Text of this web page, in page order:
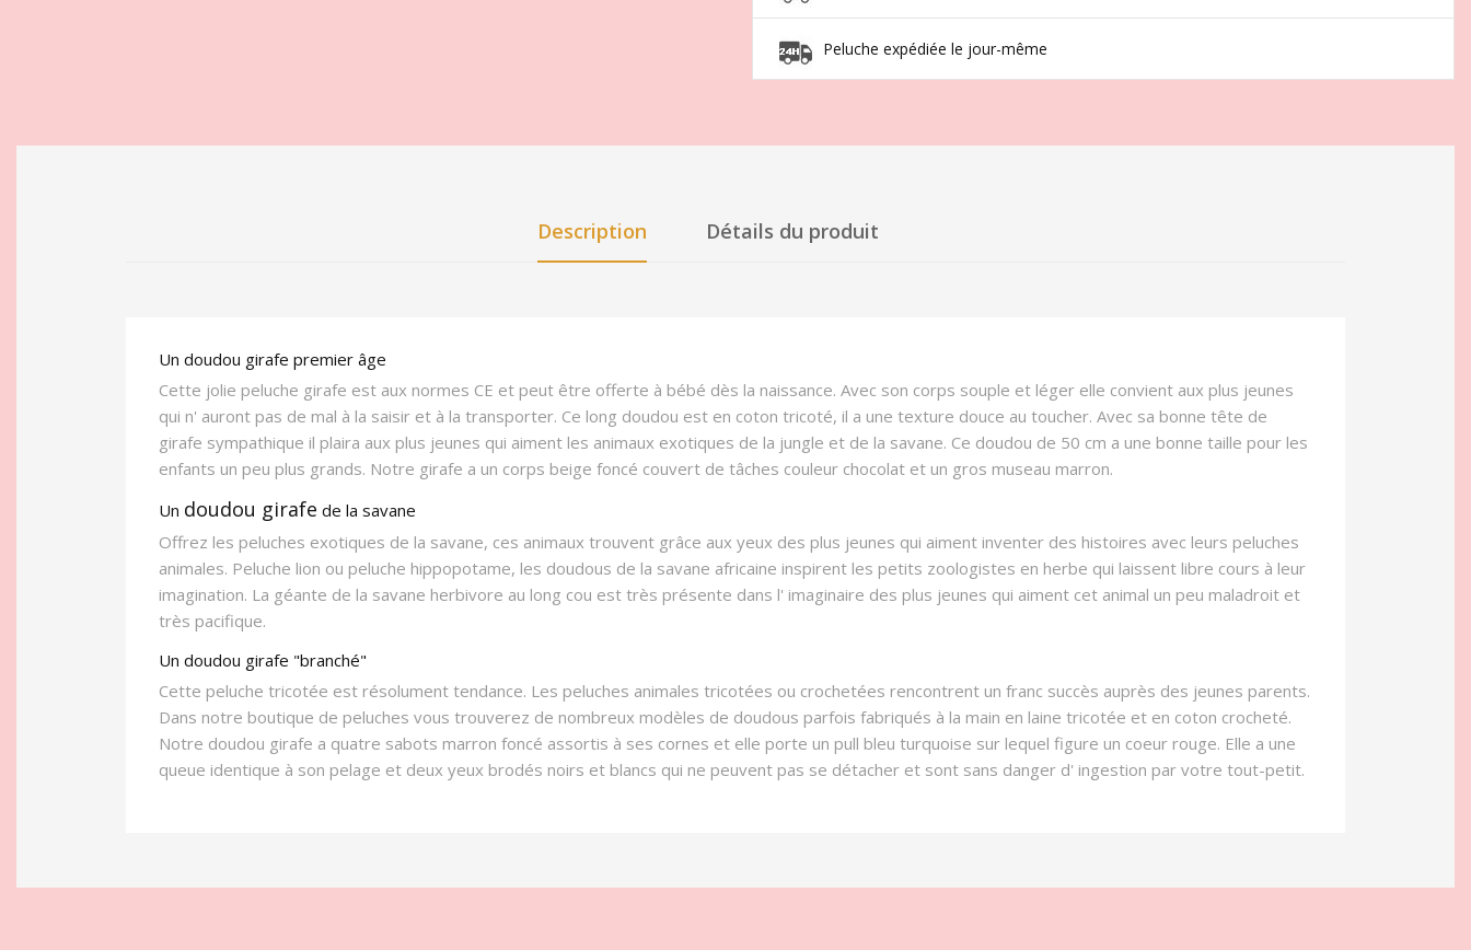
Peluche expédiée le jour-même
Description Détails du produit
Un doudou girafe premier âge
Cette jolie peluche girafe est aux normes CE et peut être offerte à bébé dès la naissance. Avec son corps souple et léger elle convient aux plus jeunes
qui n' auront pas de mal à la saisir et à la transporter. Ce long doudou est en coton tricoté, il a une texture douce au toucher. Avec sa bonne tête de
girafe sympathique il plaira aux plus jeunes qui aiment les animaux exotiques de la jungle et de la savane. Ce doudou de 50 cm a une bonne taille pour les
enfants un peu plus grands. Notre girafe a un corps beige foncé couvert de tâches couleur chocolat et un gros museau marron.
Un doudou girafe de la savane
Offrez les peluches exotiques de la savane, ces animaux trouvent grâce aux yeux des plus jeunes qui aiment inventer des histoires avec leurs peluches
animales. Peluche lion ou peluche hippopotame, les doudous de la savane africaine inspirent les petits zoologistes en herbe qui laissent libre cours à leur
imagination. La géante de la savane herbivore au long cou est très présente dans l' imaginaire des plus jeunes qui aiment cet animal un peu maladroit et
très pacifique.
Un doudou girafe "branché"
Cette peluche tricotée est résolument tendance. Les peluches animales tricotées ou crochetées rencontrent un franc succès auprès des jeunes parents.
Dans notre boutique de peluches vous trouverez de nombreux modèles de doudous parfois fabriqués à la main en laine tricotée et en coton crocheté.
Notre doudou girafe a quatre sabots marron foncé assortis à ses cornes et elle porte un pull bleu turquoise sur lequel figure un coeur rouge. Elle a une
queue identique à son pelage et deux yeux brodés noirs et blancs qui ne peuvent pas se détacher et sont sans danger d' ingestion par votre tout-petit.